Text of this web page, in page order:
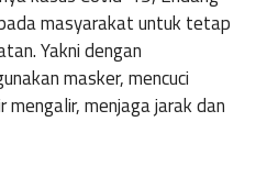
masyarakat untuk tetap
Yakni dengan
masker, mencuci
mengalir, menjaga jarak dan